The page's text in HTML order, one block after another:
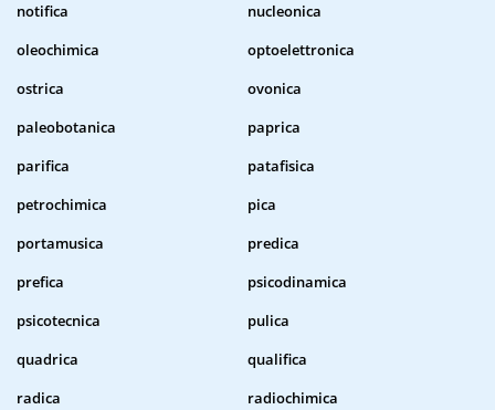
notifica
nucleonica
oleochimica
optoelettronica
ostrica
ovonica
paleobotanica
paprica
parifica
patafisica
petrochimica
pica
portamusica
predica
prefica
psicodinamica
psicotecnica
pulica
quadrica
qualifica
radica
radiochimica